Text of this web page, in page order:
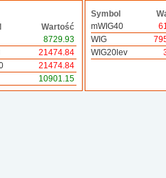
Wartość
8729.93
21474.84
21474.84
10901.15
Symbol
mWIG40
WIG
WIG20lev